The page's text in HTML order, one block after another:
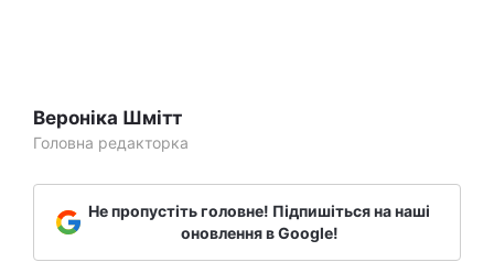
Вероніка Шмітт
Головна редакторка
Не пропустіть головне! Підпишіться на наші
оновлення в Google!